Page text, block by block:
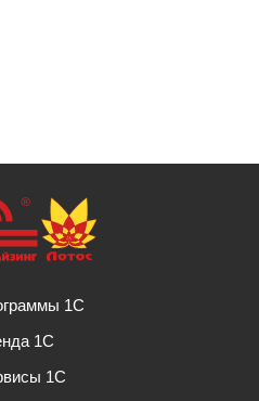
1С
1С
1С